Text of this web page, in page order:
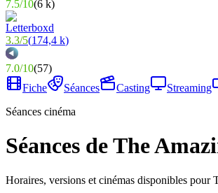
7.5/10(6 k)
3.3/5(174,4 k)
7.0/10(57)
Fiche
Séances Casting Streaming
Séances cinéma
Séances de The
Horaires, versions et cinémas disponibles